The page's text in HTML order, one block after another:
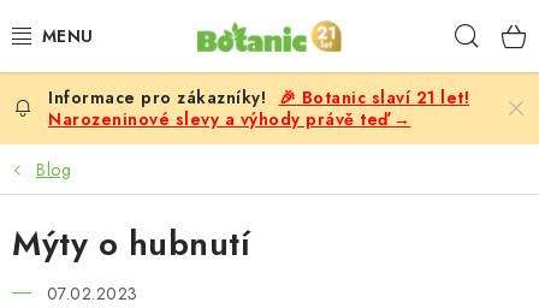
na
PREMIUM
DOPLŇKY STRAVY
CÍLE
POTRAVINY, NÁPOJE
🎉 Botanic slaví 21 let!
Narozeninové slevy a výhody právě teď →
Blog
Mýty o hubnutí
07.02.2023